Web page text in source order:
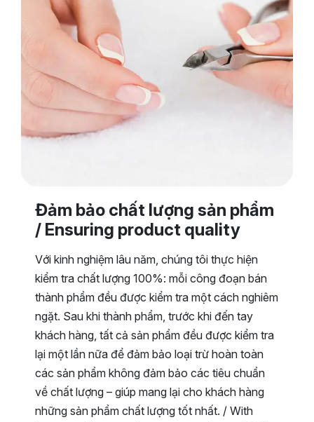
Đảm bảo chất lượng sản phẩm
/ Ensuring product quality
Với kinh nghiệm lâu năm, chúng tôi thực hiện
kiểm tra chất lượng 100%: mỗi công đoạn bán
thành phẩm đều được kiểm tra một cách nghiêm
ngặt. Sau khi thành phẩm, trước khi đến tay
khách hàng, tất cả sản phẩm đều được kiểm tra
lại một lần nữa để đảm bảo loại trừ hoàn toàn
các sản phẩm không đảm bảo các tiêu chuẩn
về chất lượng – giúp mang lại cho khách hàng
những sản phẩm chất lượng tốt nhất. / With